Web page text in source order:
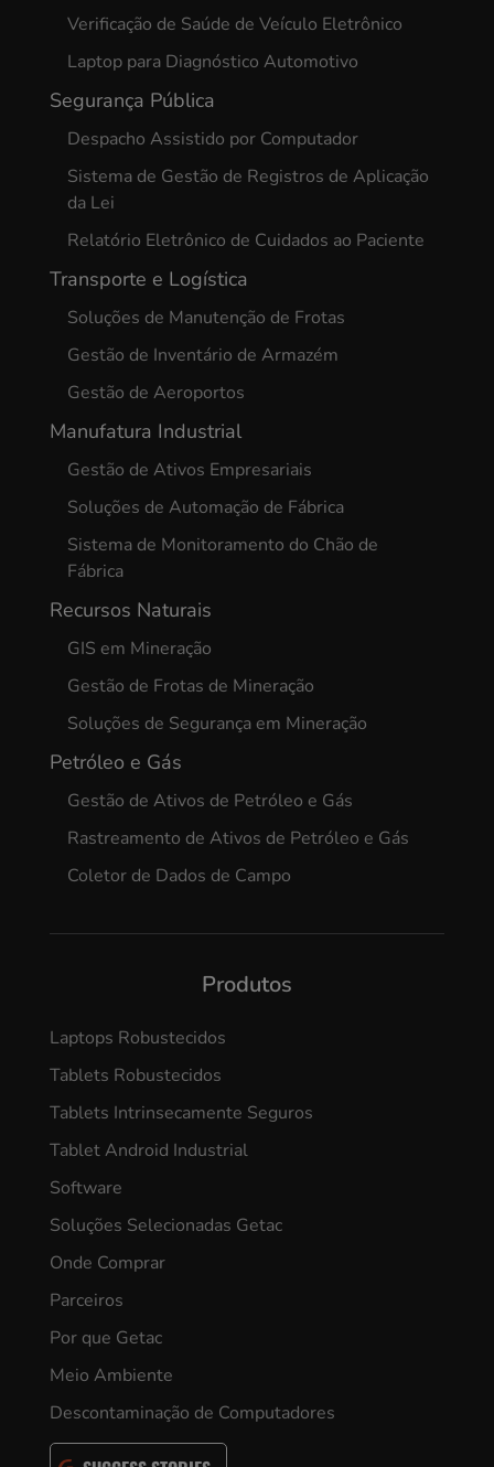
Verificação de Saúde de Veículo Eletrônico
Laptop para Diagnóstico Automotivo
Segurança Pública
Despacho Assistido por Computador
Sistema de Gestão de Registros de Aplicação
da Lei
Relatório Eletrônico de Cuidados ao Paciente
Transporte e Logística
Soluções de Manutenção de Frotas
Gestão de Inventário de Armazém
Gestão de Aeroportos
Manufatura Industrial
Gestão de Ativos Empresariais
Soluções de Automação de Fábrica
Sistema de Monitoramento do Chão de
Fábrica
Recursos Naturais
GIS em Mineração
Gestão de Frotas de Mineração
Soluções de Segurança em Mineração
Petróleo e Gás
Gestão de Ativos de Petróleo e Gás
Rastreamento de Ativos de Petróleo e Gás
Coletor de Dados de Campo
Produtos
Laptops Robustecidos
Tablets Robustecidos
Tablets Intrinsecamente Seguros
Tablet Android Industrial
Software
Soluções Selecionadas Getac
Onde Comprar
Parceiros
Por que Getac
Meio Ambiente
Descontaminação de Computadores